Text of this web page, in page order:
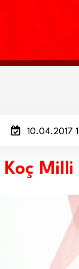
10.04.2017
Koç Milli